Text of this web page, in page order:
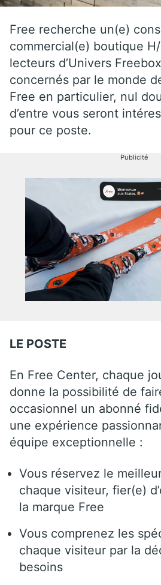
Free recherche un(e)
commercial(e) boutique
lecteurs d’Univers
concernés par le monde
Free en particulier, nul
d’entre vous seront
pour ce poste.
Publicité
LE POSTE
En Free Center, chaque
donne la possibilité de
occasionnel un abonné
une expérience
équipe exceptionnelle :
Vous réservez le
chaque visiteur, fier(e)
la marque Free
Vous comprenez les
chaque visiteur par la
besoins